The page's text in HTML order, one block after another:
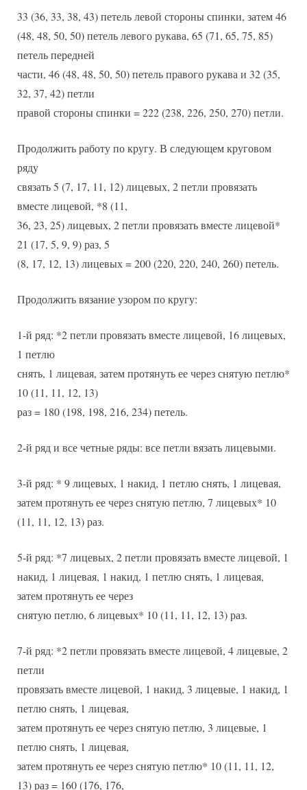
33 (36, 33, 38, 43) петель левой стороны спинки, затем 46
(48, 48, 50, 50) петель левого рукава, 65 (71, 65, 75, 85)
петель передней
части, 46 (48, 48, 50, 50) петель правого рукава и 32 (35,
32, 37, 42) петли
правой стороны спинки = 222 (238, 226, 250, 270) петли.
Продолжить работу по кругу. В следующем круговом
ряду
связать 5 (7, 17, 11, 12) лицевых, 2 петли провязать
вместе лицевой, *8 (11,
36, 23, 25) лицевых, 2 петли провязать вместе лицевой*
21 (17, 5, 9, 9) раз, 5
(8, 17, 12, 13) лицевых = 200 (220, 220, 240, 260) петель.
Продолжить вязание узором по кругу:
1-й ряд: *2 петли провязать вместе лицевой, 16 лицевых,
1 петлю
снять, 1 лицевая, затем протянуть ее через снятую петлю*
10 (11, 11, 12, 13)
раз = 180 (198, 198, 216, 234) петель.
2-й ряд и все четные ряды: все петли вязать лицевыми.
3-й ряд: * 9 лицевых, 1 накид, 1 петлю снять, 1 лицевая,
затем протянуть ее через снятую петлю, 7 лицевых* 10
(11, 11, 12, 13) раз.
5-й ряд: *7 лицевых, 2 петли провязать вместе лицевой, 1
накид, 1 лицевая, 1 накид, 1 петлю снять, 1 лицевая,
затем протянуть ее через
снятую петлю, 6 лицевых* 10 (11, 11, 12, 13) раз.
7-й ряд: *2 петли провязать вместе лицевой, 4 лицевые, 2
петли
провязать вместе лицевой, 1 накид, 3 лицевые, 1 накид, 1
петлю снять, 1 лицевая,
затем протянуть ее через снятую петлю, 3 лицевые, 1
петлю снять, 1 лицевая,
затем протянуть ее через снятую петлю* 10 (11, 11, 12,
13) раз = 160 (176, 176,